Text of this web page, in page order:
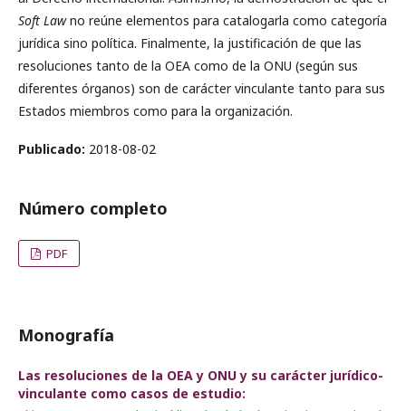
Soft Lawno reúne elementos para catalogarla como categoría
jurídica sino política. Finalmente, la justificación de que las
resoluciones tanto de la OEA como de la ONU (según sus
diferentes órganos) son de carácter vinculante tanto para sus
Estados miembros como para la organización.
Publicado: 2018-08-02
Número completo
PDF
Monografía
Las resoluciones de la OEA y ONU y su carácter jurídico-
vinculante como casos de estudio: